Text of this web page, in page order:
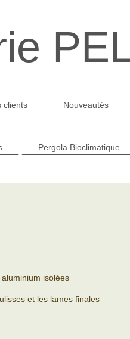
clients Nouveautés
Pergola Bioclimatique
isolées
et les lames finales